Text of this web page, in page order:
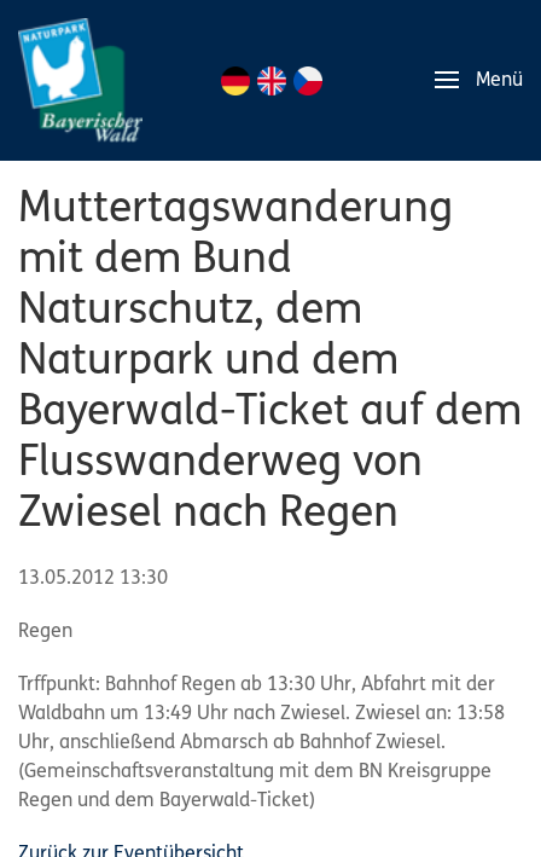
Menü
Muttertagswanderung
mit dem Bund
Naturschutz, dem
Naturpark und dem
Bayerwald-Ticket auf dem
Flusswanderweg von
Zwiesel nach Regen
13.05.2012 13:30
Regen
Trffpunkt: Bahnhof Regen ab 13:30 Uhr, Abfahrt mit der
Waldbahn um 13:49 Uhr nach Zwiesel. Zwiesel an: 13:58
Uhr, anschließend Abmarsch ab Bahnhof Zwiesel.
(Gemeinschaftsveranstaltung mit dem BN Kreisgruppe
Regen und dem Bayerwald-Ticket)